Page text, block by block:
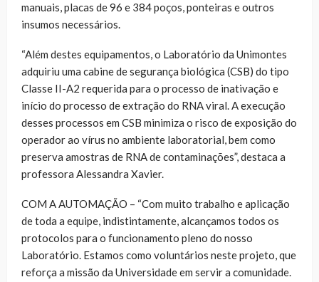
manuais, placas de 96 e 384 poços, ponteiras e outros
insumos necessários.
“Além destes equipamentos, o Laboratório da Unimontes
adquiriu uma cabine de segurança biológica (CSB) do tipo
Classe II-A2 requerida para o processo de inativação e
início do processo de extração do RNA viral. A execução
desses processos em CSB minimiza o risco de exposição do
operador ao vírus no ambiente laboratorial, bem como
preserva amostras de RNA de contaminações”, destaca a
professora Alessandra Xavier.
COM A AUTOMAÇÃO – “Com muito trabalho e aplicação
de toda a equipe, indistintamente, alcançamos todos os
protocolos para o funcionamento pleno do nosso
Laboratório. Estamos como voluntários neste projeto, que
reforça a missão da Universidade em servir a comunidade.